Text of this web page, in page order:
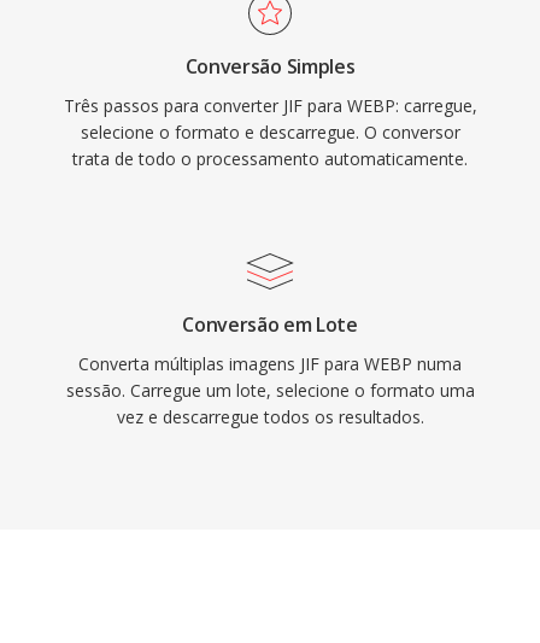
Conversão Simples
Três passos para converter JIF para WEBP: carregue,
selecione o formato e descarregue. O conversor
trata de todo o processamento automaticamente.
Conversão em Lote
Converta múltiplas imagens JIF para WEBP numa
sessão. Carregue um lote, selecione o formato uma
vez e descarregue todos os resultados.